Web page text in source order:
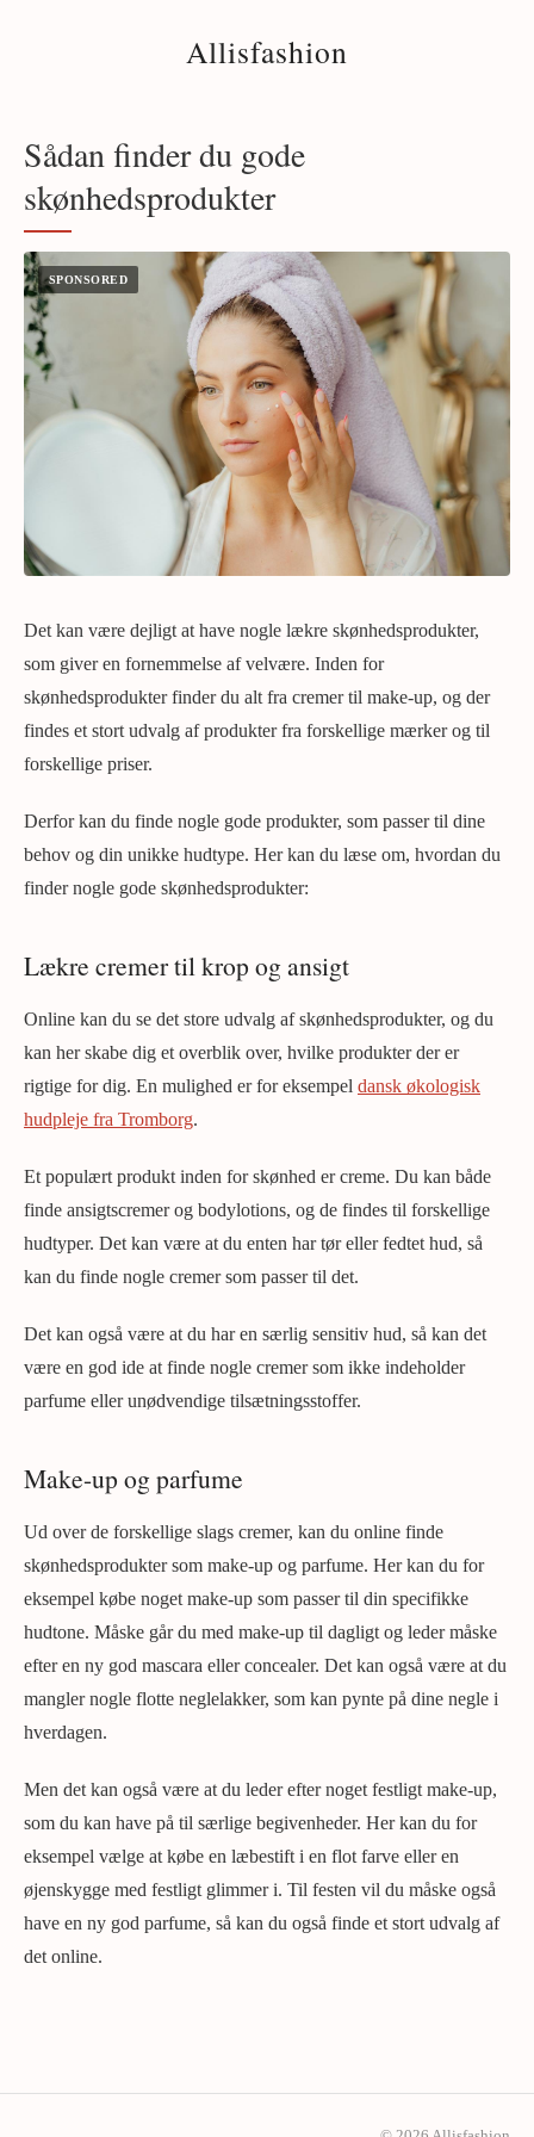
Allisfashion
Sådan finder du gode
skønhedsprodukter
Det kan være dejligt at have nogle lækre skønhedsprodukter,
som giver en fornemmelse af velvære. Inden for
skønhedsprodukter finder du alt fra cremer til make-up, og der
findes et stort udvalg af produkter fra forskellige mærker og til
forskellige priser.
Derfor kan du finde nogle gode produkter, som passer til dine
behov og din unikke hudtype. Her kan du læse om, hvordan du
finder nogle gode skønhedsprodukter:
Lækre cremer til krop og ansigt
Online kan du se det store udvalg af skønhedsprodukter, og du
kan her skabe dig et overblik over, hvilke produkter der er
rigtige for dig. En mulighed er for eksempel dansk økologisk
hudpleje fra Tromborg.
Et populært produkt inden for skønhed er creme. Du kan både
finde ansigtscremer og bodylotions, og de findes til forskellige
hudtyper. Det kan være at du enten har tør eller fedtet hud, så
kan du finde nogle cremer som passer til det.
Det kan også være at du har en særlig sensitiv hud, så kan det
være en god ide at finde nogle cremer som ikke indeholder
parfume eller unødvendige tilsætningsstoffer.
Make-up og parfume
Ud over de forskellige slags cremer, kan du online finde
skønhedsprodukter som make-up og parfume. Her kan du for
eksempel købe noget make-up som passer til din specifikke
hudtone. Måske går du med make-up til dagligt og leder måske
efter en ny god mascara eller concealer. Det kan også være at du
mangler nogle flotte neglelakker, som kan pynte på dine negle i
hverdagen.
Men det kan også være at du leder efter noget festligt make-up,
som du kan have på til særlige begivenheder. Her kan du for
eksempel vælge at købe en læbestift i en flot farve eller en
øjenskygge med festligt glimmer i. Til festen vil du måske også
have en ny god parfume, så kan du også finde et stort udvalg af
det online.